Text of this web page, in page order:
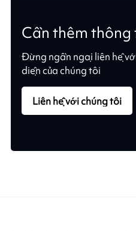
Cần thêm thông
Đừng ngần ngại liên hệ
diện của chúng tôi
Liên hệ với chúng tôi